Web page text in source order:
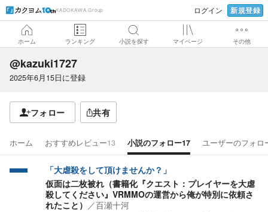
KADOKAWA Group ログイン 新規登録
ホーム ランキング 小説を探す マイページ その他
@kazuki1727
2025年6月15日に登録
フォロー 共有
ホーム おすすめレビュー13 小説のフォロー17 ユーザーのフォロ
「大虐殺をして頂けませんか？」
仮面は二枚被れ（書籍化『クエスト：プレイヤーを大虐
殺してください』VRMMOの運営から俺が特別に依頼さ
れたこと） ／百瀬十河